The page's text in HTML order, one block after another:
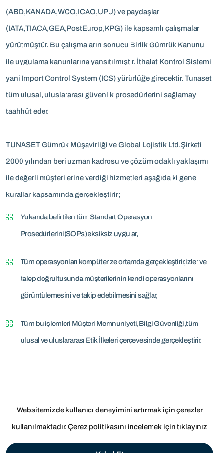
(ABD,KANADA,WCO,ICAO,UPU) ve paydaşlar
(IATA,TIACA,GEA,PostEurop,KPG) ile kapsamlı çalışmalar
yürütmüştür. Bu çalışmaların sonucu Birlik Gümrük Kanunu
ile uygulama kanunlarına yansıtılmıştır. İthalat Kontrol Sistemi
yani Import Control System (ICS) yürürlüğe girecektir. Tunaset
tüm ulusal, uluslararası güvenlik prosedürlerini sağlamayı
taahhüt eder.
TUNASET Gümrük Müşavirliği ve Global Lojistik Ltd.Şirketi
2000 yılından beri uzman kadrosu ve çözüm odaklı yaklaşımı
ile değerli müşterilerine verdiği hizmetleri aşağıda ki genel
kurallar kapsamında gerçekleştirir;
Yukarıda belirtilen tüm Standart Operasyon
Prosedürlerini(SOPs) eksiksiz uygular,
Tüm operasyonları kompüterize ortamda gerçekleştirir,izler ve
talep doğrultusunda müşterilerinin kendi operasyonlarını
görüntülemesini ve takip edebilmesini sağlar,
Tüm bu işlemleri Müşteri Memnuniyeti,Bilgi Güvenliği,tüm
ulusal ve uluslararası Etik İlkeleri çerçevesinde gerçekleştirir.
Çerez Politikası
Websitemizde kullanıcı deneyimini artırmak için çerezler
kullanılmaktadır. Çerez politikasını incelemek için tıklayınız